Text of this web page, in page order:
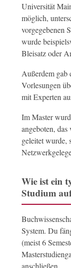
Universität
möglich,
vorgegebenen
wurde
Bleisatz oder
Außerdem gab
Vorlesungen
mit Experten
Im Master
angeboten,
geleitet wurde,
Wie ist ein
Studium
System. Du
(meist 6
anschließen.